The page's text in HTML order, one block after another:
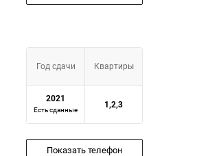
Год сдачи Квартиры
2021
Есть сданные
1,2,3
Показать телефон